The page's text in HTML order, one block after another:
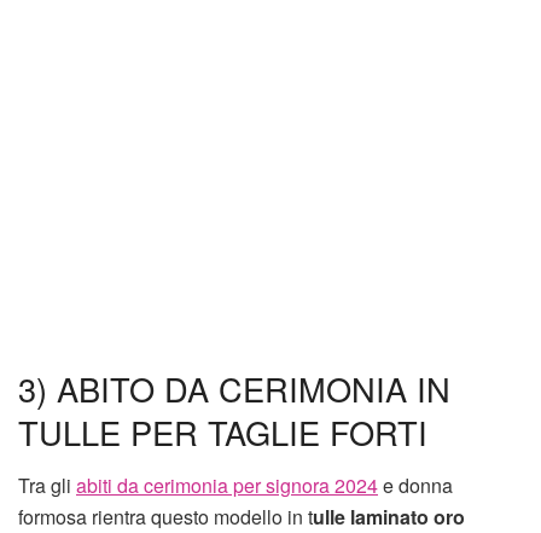
3) ABITO DA CERIMONIA IN
TULLE PER TAGLIE FORTI
Tra gli abiti da cerimonia per signora 2024e donna
formosa rientra questo modello in tulle laminato oro